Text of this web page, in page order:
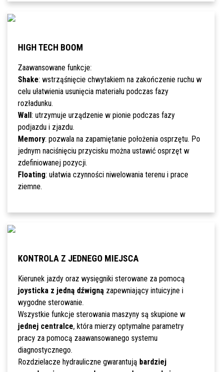
HIGH TECH BOOM
Zaawansowane funkcje:
Shake: wstrząśnięcie chwytakiem na zakończenie ruchu w
celu ułatwienia usunięcia materiału podczas fazy
rozładunku.
Wall : utrzymuje urządzenie w pionie podczas fazy
podjazdu i zjazdu.
Memory: pozwala na zapamiętanie położenia osprzętu. Po
jednym naciśnięciu przycisku można ustawić osprzęt w
zdefiniowanej pozycji.
Floating: ułatwia czynności niwelowania terenu i prace
ziemne.
KONTROLA Z JEDNEGO MIEJSCA
Kierunek jazdy oraz wysięgniki sterowane za pomocą
joysticka z jedną dźwigną zapewniający intuicyjne i
wygodne sterowanie.
Wszystkie funkcje sterowania maszyny są skupione w
jednej centralce, która mierzy optymalne parametry
pracy za pomocą zaawansowanego systemu
diagnostycznego.
Rozdzielacze hydrauliczne gwarantują bardziej